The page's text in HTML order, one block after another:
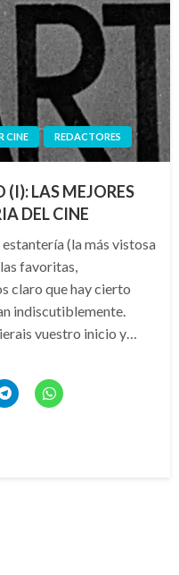
CINE REDACTORES
(I): LAS MEJORES
DEL CINE
(la más vistosa
favoritas,
claro que hay cierto
indiscutiblemente.
vuestro inicio y…